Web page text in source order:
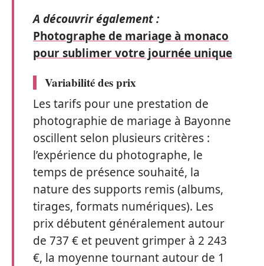
A découvrir également :
Photographe de mariage à monaco
pour sublimer votre journée unique
Variabilité des prix
Les tarifs pour une prestation de
photographie de mariage à Bayonne
oscillent selon plusieurs critères :
l’expérience du photographe, le
temps de présence souhaité, la
nature des supports remis (albums,
tirages, formats numériques). Les
prix débutent généralement autour
de 737 € et peuvent grimper à 2 243
€, la moyenne tournant autour de 1